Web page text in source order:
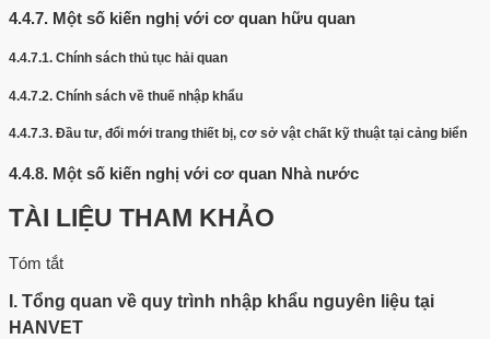
4.4.7. Một số kiến nghị với cơ quan hữu quan
4.4.7.1. Chính sách thủ tục hải quan
4.4.7.2. Chính sách về thuế nhập khẩu
4.4.7.3. Đầu tư, đổi mới trang thiết bị, cơ sở vật chất kỹ thuật tại cảng biển
4.4.8. Một số kiến nghị với cơ quan Nhà nước
TÀI LIỆU THAM KHẢO
Tóm tắt
I. Tổng quan về quy trình nhập khẩu nguyên liệu tại
HANVET